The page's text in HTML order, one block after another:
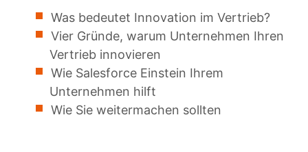
Was bedeutet Innovation im Vertrieb?
Vier Gründe, warum Unternehmen Ihren
Vertrieb innovieren
Wie Salesforce Einstein Ihrem
Unternehmen hilft
Wie Sie weitermachen sollten